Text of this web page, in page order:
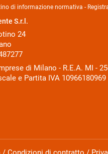
di informazione normativa -
S.r.l.
24
di Milano - R.E.A. MI -
e Partita IVA 10966180969